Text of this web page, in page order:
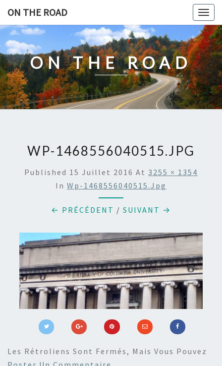
content
ON THE ROAD
ON THE ROAD
WP-1468556040515.JPG
Published 15 Juillet 2016 At 3255 × 1354
In Wp-1468556040515.jpg
← PRÉCÉDENT / SUIVANT →
Les Rétroliens Sont Fermés, Mais Vous Pouvez